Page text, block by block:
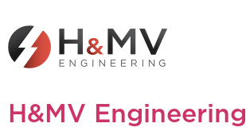
H&MV Engineering